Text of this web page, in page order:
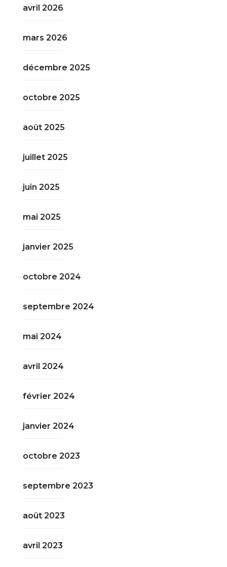
avril 2026
mars 2026
décembre 2025
octobre 2025
août 2025
juillet 2025
juin 2025
mai 2025
janvier 2025
octobre 2024
septembre 2024
mai 2024
avril 2024
février 2024
janvier 2024
octobre 2023
septembre 2023
août 2023
avril 2023